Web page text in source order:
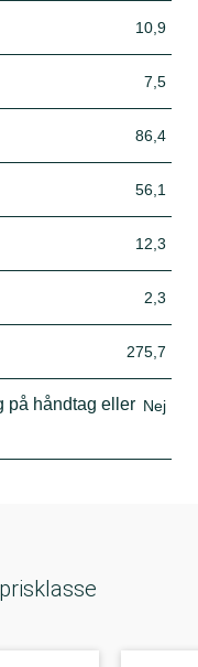
10,9
7,5
86,4
56,1
12,3
2,3
275,7
på håndtag eller Nej